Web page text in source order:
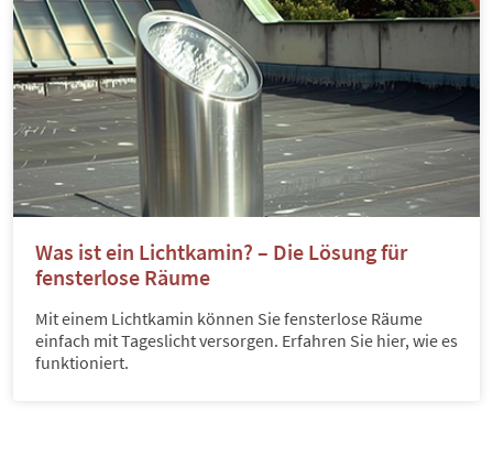
Was ist ein Lichtkamin? – Die Lösung für
fensterlose Räume
Mit einem Lichtkamin können Sie fensterlose Räume
einfach mit Tageslicht versorgen. Erfahren Sie hier, wie es
funktioniert.